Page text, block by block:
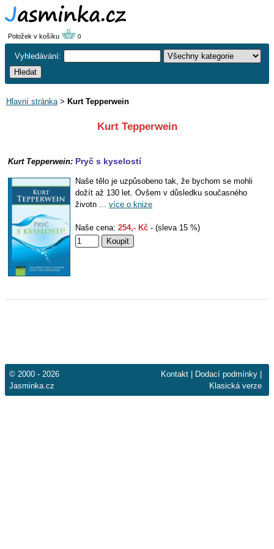
Položek v košíku 0
Vyhledávání:
Hlavní stránka> Kurt Tepperwein
Kurt Tepperwein
Kurt Tepperwein: Pryč s kyselostí
Naše tělo je uzpůsobeno tak, že bychom se mohli
dožít až 130 let. Ovšem v důsledku současného
životn ... více o knize
Naše cena: 254,- Kč - (sleva 15 %)
© 2000 - 2026
Jasminka.cz
Kontakt Dodací podmínky